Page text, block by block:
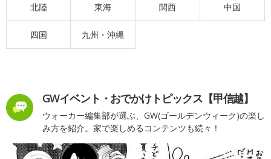
北陸 東海 関西 中国
四国 九州・沖縄
GWイベント・おでかけトピックス【甲信越】
ウォーカー編集部が選ぶ、GW(ゴールデンウィーク)の楽し
み方を紹介。家で楽しめるコンテンツも続々！